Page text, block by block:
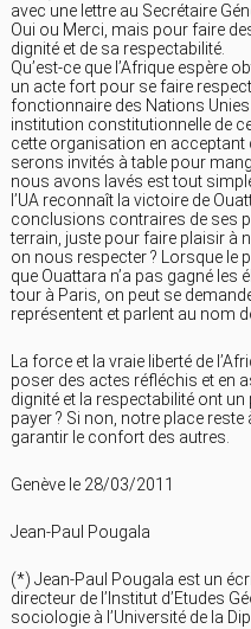
avec une lettre au Secrétaire
Oui ou Merci, mais pour faire
dignité et de sa respectabilité.
Qu’est-ce que l’Afrique espère
un acte fort pour se faire
fonctionnaire des Nations
institution constitutionnelle de
cette organisation en acceptant
serons invités à table pour
nous avons lavés est tout
l’UA reconnaît la victoire de
conclusions contraires de ses
terrain, juste pour faire plaisir à
on nous respecter ? Lorsque le
que Ouattara n’a pas gagné les
tour à Paris, on peut se
représentent et parlent au nom
La force et la vraie liberté de
poser des actes réfléchis et en
dignité et la respectabilité ont
payer ? Si non, notre place
garantir le confort des autres.
Genève le 28/03/2011
Jean-Paul Pougala
(*) Jean-Paul Pougala est un
directeur de l’Institut d’Etudes
sociologie à l’Université de la